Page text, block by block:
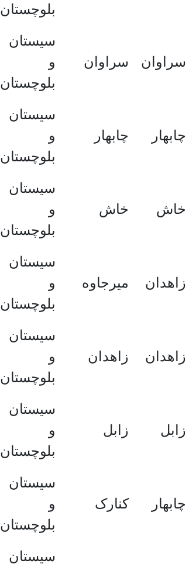
بلوچستان
سراوان سراوان
سیستان
و
بلوچستان
چابهار چابهار
سیستان
و
بلوچستان
خاش خاش
سیستان
و
بلوچستان
زاهدان میرجاوه
سیستان
و
بلوچستان
زاهدان زاهدان
سیستان
و
بلوچستان
زابل زابل
سیستان
و
بلوچستان
چابهار کنارک
سیستان
و
بلوچستان
سیستان